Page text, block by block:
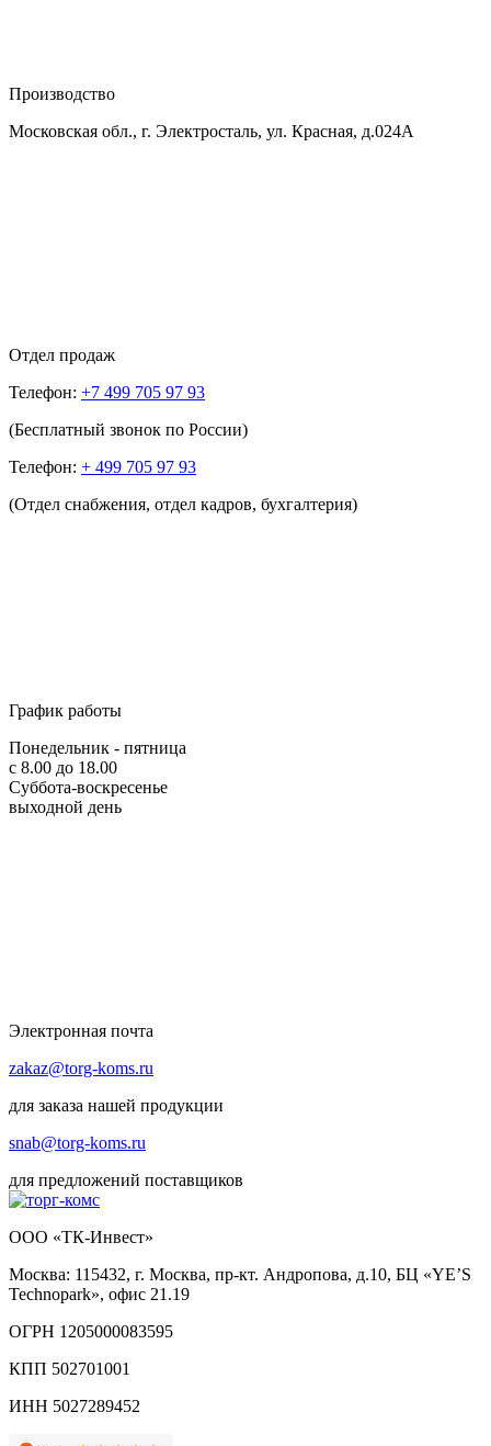
Производство
Московская обл., г. Электросталь, ул. Красная, д.024А
Отдел продаж
Телефон: +7 499 705 97 93
(Бесплатный звонок по России)
Телефон: + 499 705 97 93
(Отдел снабжения, отдел кадров, бухгалтерия)
График работы
Понедельник - пятница
с 8.00 до 18.00
Суббота-воскресенье
выходной день
Электронная почта
zakaz@torg-koms.ru
для заказа нашей продукции
snab@torg-koms.ru
для предложений поставщиков
ООО «ТК-Инвест»
Москва: 115432, г. Москва, пр-кт. Андропова, д.10, БЦ «YE’S
Technopark», офис 21.19
ОГРН 1205000083595
КПП 502701001
ИНН 5027289452